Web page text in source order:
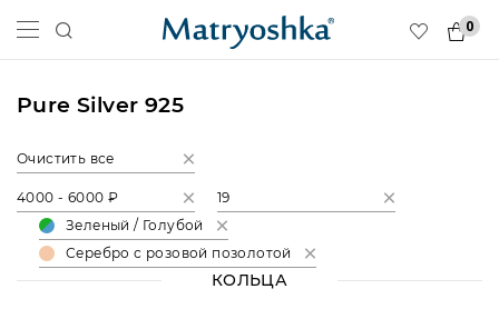
0
Pure Silver 925
Очистить все
4000 - 6000 ₽
19
Зеленый / Голубой
Серебро с розовой позолотой
КОЛЬЦА